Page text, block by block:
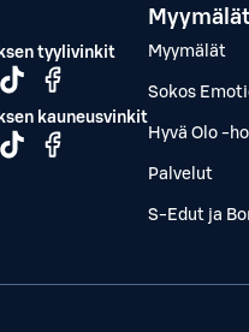
tyylivinkit
kauneusvinkit
Myymälät
Myymälät
Sokos
Hyvä Olo -
Palvelut
S-Edut ja